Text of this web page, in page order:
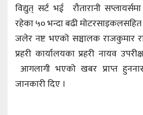
विद्युत् सर्ट भई रौतारानी
रहेका ५० भन्दा बढी
जलेर नष्ट भएको सञ्चालक राजकुमार
प्रहरी कार्यालयका प्रहरी नायव
आगलागी भएको खबर प्राप्त
जानकारी दिए ।